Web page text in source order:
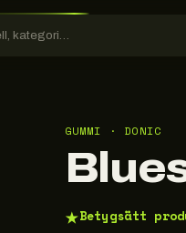
GUMMI · DONIC
★Betygsätt